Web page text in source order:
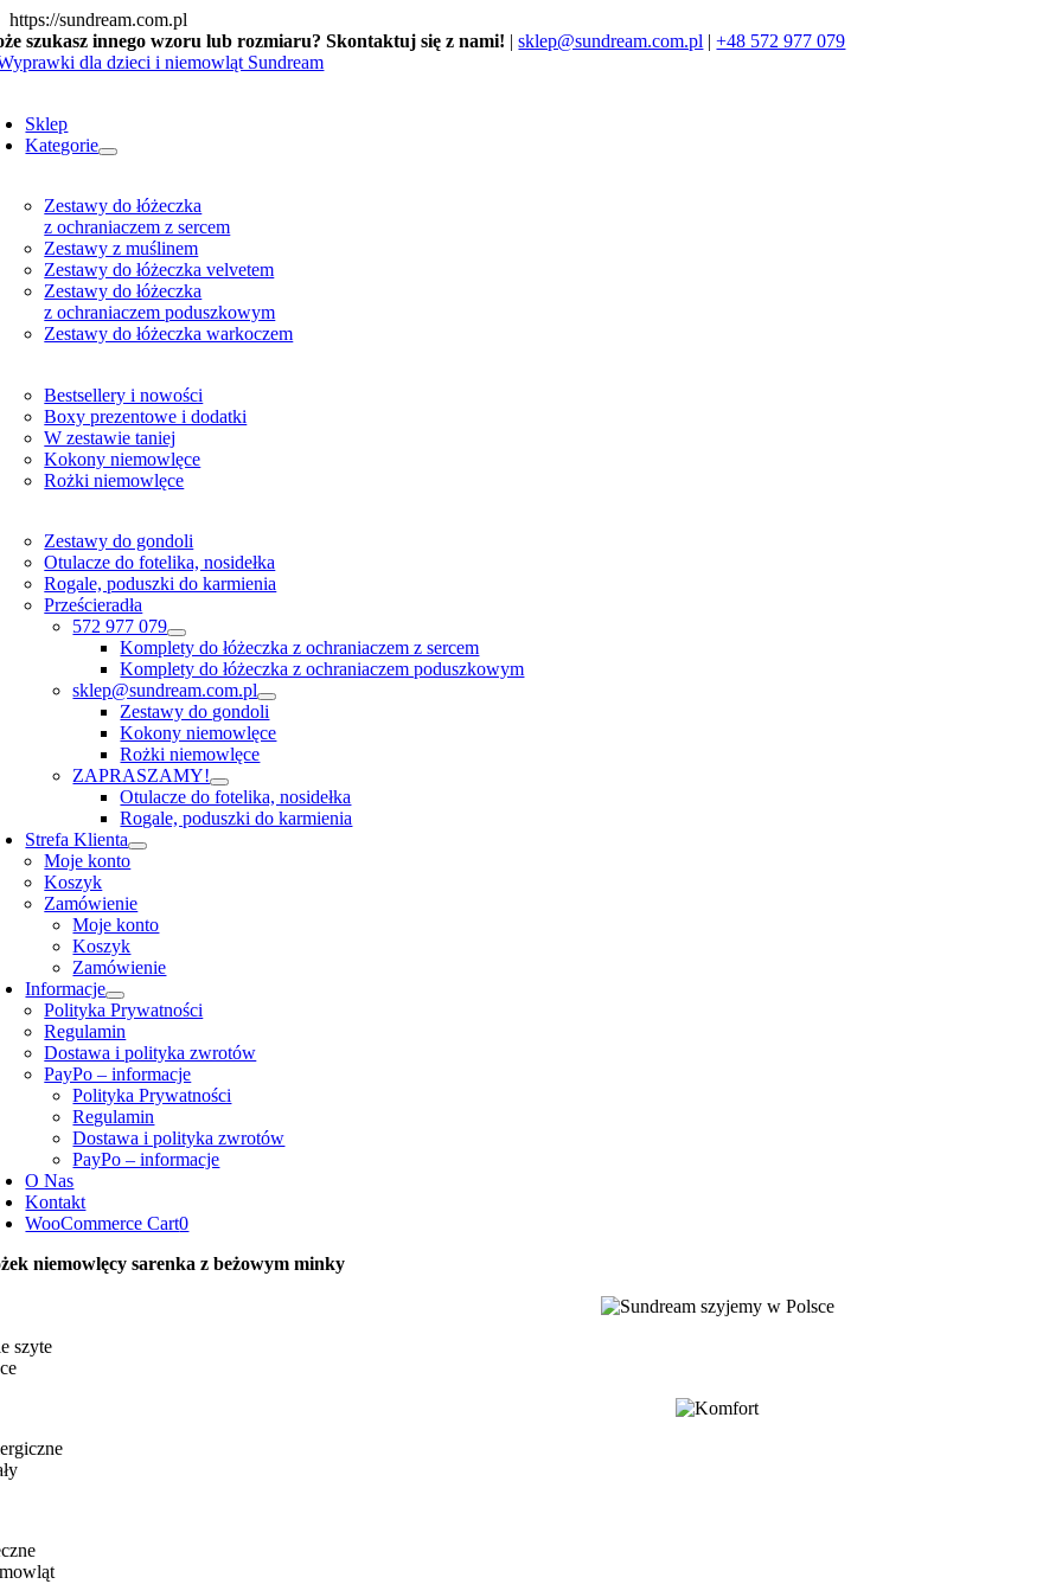
https://sundream.com.pl
to
content
szukasz innego wzoru lub rozmiaru? Skontaktuj się z nami! |sklep@sundream.com.pl |+48 572 977 079
Sklep
Kategorie
Zestawy do łóżeczka
z ochraniaczem z sercem
Zestawy z muślinem
Zestawy do łóżeczka velvetem
Zestawy do łóżeczka
z ochraniaczem poduszkowym
Zestawy do łóżeczka warkoczem
Bestsellery i nowości
Boxy prezentowe i dodatki
W zestawie taniej
Kokony niemowlęce
Rożki niemowlęce
Zestawy do gondoli
Otulacze do fotelika, nosidełka
Rogale, poduszki do karmienia
Prześcieradła
572 977 079
Komplety do łóżeczka z ochraniaczem z sercem
Komplety do łóżeczka z ochraniaczem poduszkowym
sklep@sundream.com.pl
Zestawy do gondoli
Kokony niemowlęce
Rożki niemowlęce
ZAPRASZAMY!
Otulacze do fotelika, nosidełka
Rogale, poduszki do karmienia
Strefa Klienta
Moje konto
Koszyk
Zamówienie
Moje konto
Koszyk
Zamówienie
Informacje
Polityka Prywatności
Regulamin
Dostawa i polityka zwrotów
PayPo – informacje
Polityka Prywatności
Regulamin
Dostawa i polityka zwrotów
PayPo – informacje
O Nas
Kontakt
WooCommerce Cart0
niemowlęcy sarenka z beżowym minky
szyte